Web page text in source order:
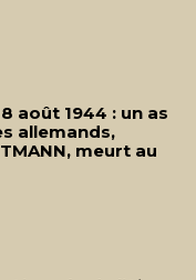
août 1944 : un as
allemands,
meurt au